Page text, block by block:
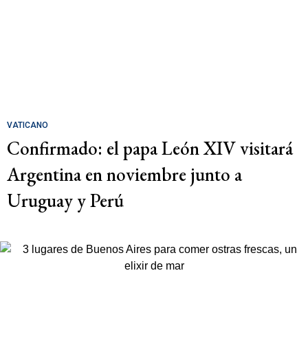
VATICANO
Confirmado: el papa León XIV visitará
Argentina en noviembre junto a
Uruguay y Perú